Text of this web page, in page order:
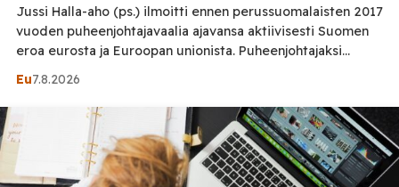
Jussi Halla-aho (ps.) ilmoitti ennen perussuomalaisten 2017
vuoden puheenjohtajavaalia ajavansa aktiivisesti Suomen
eroa eurosta ja Euroopan unionista. Puheenjohtajaksi
osoittavat, ettei muutos ollut aivan suoraviivainen. Jussi
Halla-ahon ja perussuomalaisten suhtautuminen Suomen
EU-jäsenyyteen on muuttunut vuosien aikana. Erityisen
jyrkkä ero löytyy Halla-ahon ennen vuoden 2017
Eu7.8.2026